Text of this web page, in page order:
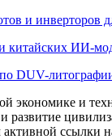
и инверторов
китайских ИИ-
DUV-
и
развитие
активной ссылки